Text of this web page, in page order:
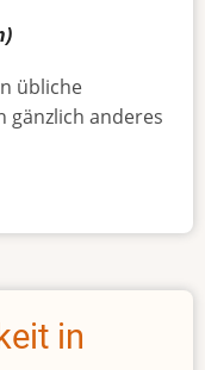
übliche
gänzlich anderes
in